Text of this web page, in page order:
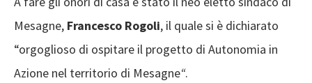
Mesagne, Francesco Rogoli, il quale si è dichiarato
“orgoglioso di ospitare il progetto di Autonomia in
Azione nel territorio di Mesagne“.